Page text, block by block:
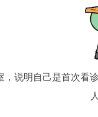
说明自己是首次